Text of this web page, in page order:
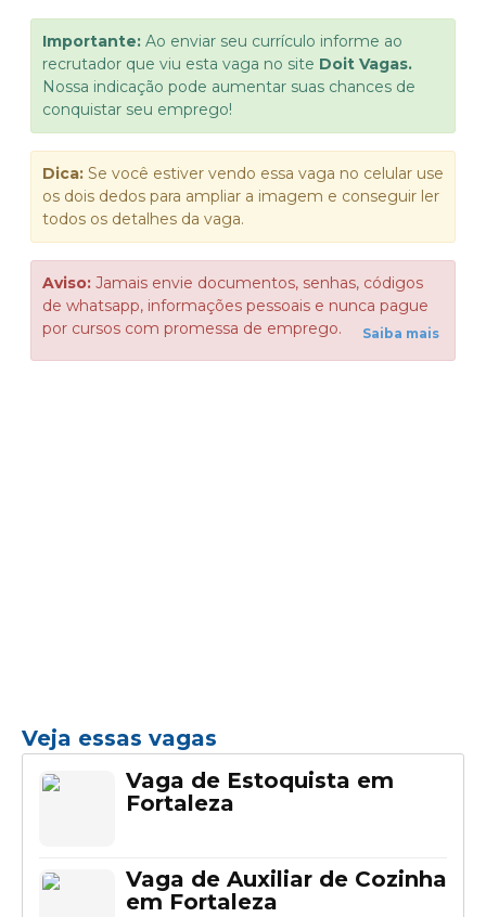
Importante: Ao enviar seu currículo informe ao
recrutador que viu esta vaga no site Doit Vagas.
Nossa indicação pode aumentar suas chances de
conquistar seu emprego!
Dica: Se você estiver vendo essa vaga no celular use
os dois dedos para ampliar a imagem e conseguir ler
todos os detalhes da vaga.
Aviso: Jamais envie documentos, senhas, códigos
de whatsapp, informações pessoais e nunca pague
por cursos com promessa de emprego.
Saiba mais
Veja essas vagas
Vaga de Estoquista em
Fortaleza
Vaga de Auxiliar de Cozinha
em Fortaleza